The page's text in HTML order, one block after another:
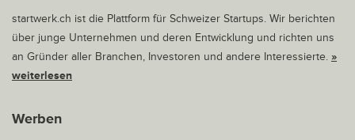
startwerk.ch ist die Plattform für Schweizer Startups. Wir berichten
über junge Unternehmen und deren Entwicklung und richten uns
an Gründer aller Branchen, Investoren und andere Interessierte. »
weiterlesen
Werben